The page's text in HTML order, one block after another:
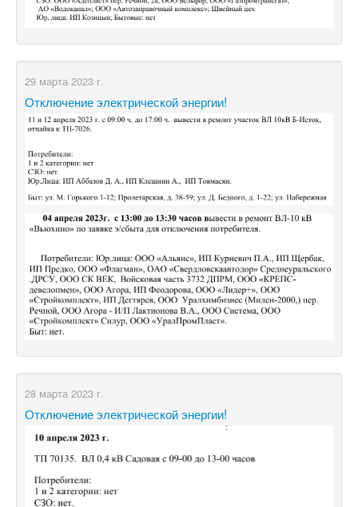
29 марта 2023 г.
Отключение электрической энергии!
28 марта 2023 г.
Отключение электрической энергии!